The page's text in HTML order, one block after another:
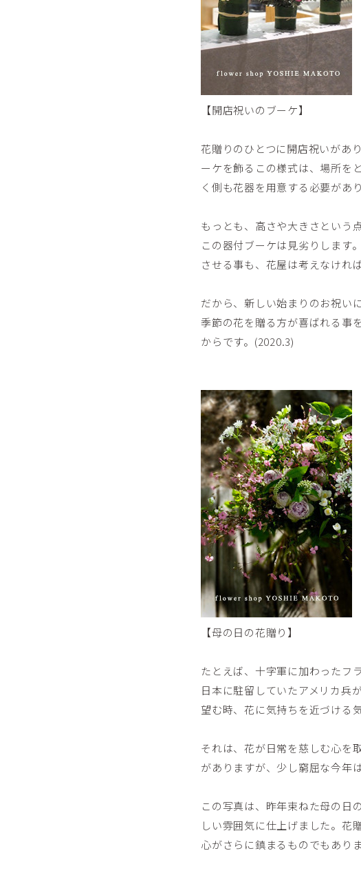
【開店祝いのブーケ】
花贈りのひとつに開店祝いがあ
ーケを飾るこの様式は、場所を
く側も花器を用意する必要があ
もっとも、高さや大きさという
この器付ブーケは見劣りします
させる事も、花屋は考えなけれ
だから、新しい始まりのお祝い
季節の花を贈る方が喜ばれる事
からです。(2020.3)
【母の日の花贈り】
たとえば、十字軍に加わったフ
日本に駐留していたアメリカ兵
望む時、花に気持ちを近づける
それは、花が日常を慈しむ心を
がありますが、少し窮屈な今年
この写真は、昨年束ねた母の日
しい雰囲気に仕上げました。花
心がさらに鎮まるものでもあり